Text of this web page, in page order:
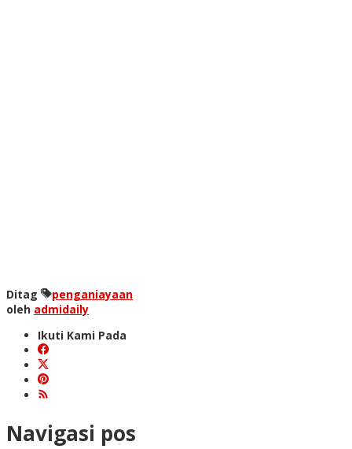
Ditag
penganiayaan
oleh admidaily
Ikuti Kami Pada
Navigasi pos